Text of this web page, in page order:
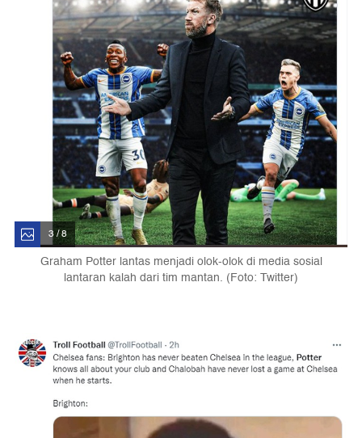
3 / 8
Graham Potter lantas menjadi olok-olok di media sosial
lantaran kalah dari tim mantan. (Foto: Twitter)